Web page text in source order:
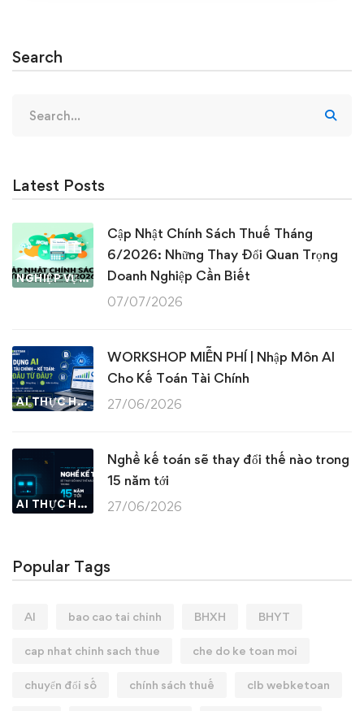
Search
for:
Latest Posts
NGHIỆP VỤ KẾ TOÁN & THUẾ
Cập Nhật Chính Sách Thuế Tháng
6/2026: Những Thay Đổi Quan Trọng
Doanh Nghiệp Cần Biết
07/07/2026
AI THỰC HÀNH
WORKSHOP MIỄN PHÍ | Nhập Môn AI
Cho Kế Toán Tài Chính
27/06/2026
AI THỰC HÀNH
Nghề kế toán sẽ thay đổi thế nào trong
15 năm tới
27/06/2026
Popular Tags
AI bao cao tai chinh BHXH BHYT
cap nhat chinh sach thue che do ke toan moi
chuyển đổi số chính sách thuế clb webketoan